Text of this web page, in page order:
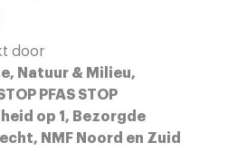
door
Natuur & Milieu,
PFAS STOP
op 1, Bezorgde
NMF Noord en Zuid